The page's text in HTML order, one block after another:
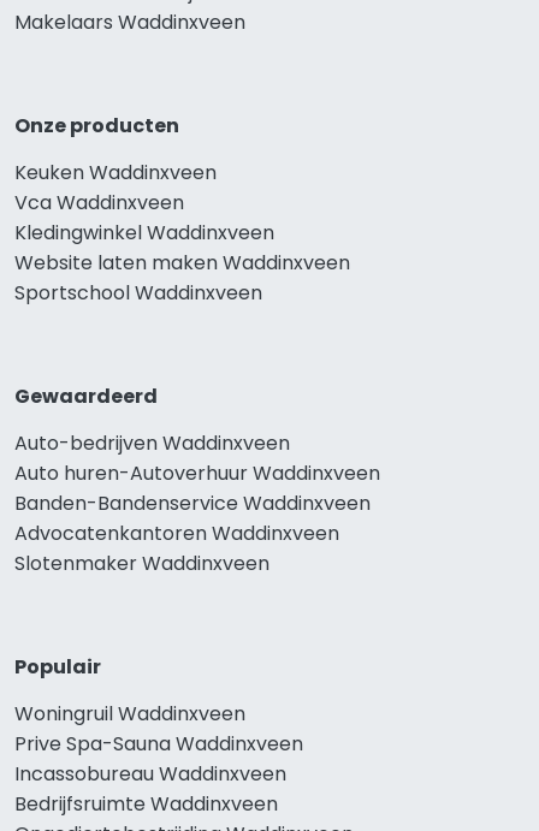
Makelaars Waddinxveen
Onze producten
Keuken Waddinxveen
Vca Waddinxveen
Kledingwinkel Waddinxveen
Website laten maken Waddinxveen
Sportschool Waddinxveen
Gewaardeerd
Auto-bedrijven Waddinxveen
Auto huren-Autoverhuur Waddinxveen
Banden-Bandenservice Waddinxveen
Advocatenkantoren Waddinxveen
Slotenmaker Waddinxveen
Populair
Woningruil Waddinxveen
Prive Spa-Sauna Waddinxveen
Incassobureau Waddinxveen
Bedrijfsruimte Waddinxveen